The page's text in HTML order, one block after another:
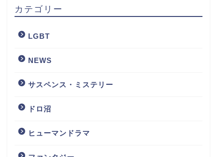
カテゴリー
LGBT
NEWS
サスペンス・ミステリー
ドロ沼
ヒューマンドラマ